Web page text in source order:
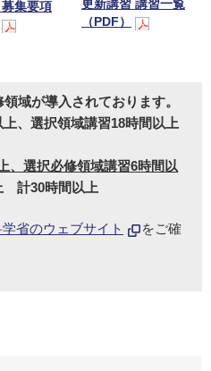
集要項
更新講習 講習一覧
（PDF）
域が導入されております。
上、選択領域講習18時間以上
、選択必修領域講習6時間以
計30時間以上
省のウェブサイト
をご確